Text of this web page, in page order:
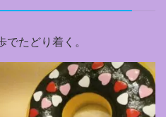
でたどり着く。